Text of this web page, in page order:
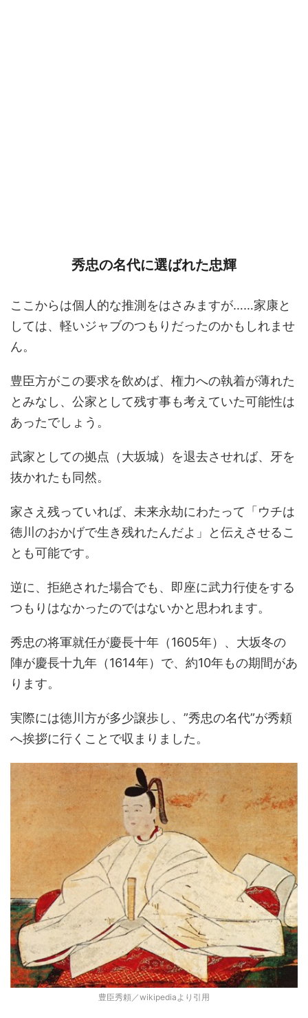
秀忠の名代に選ばれた忠輝
ここからは個人的な推測をはさみますが……家康と
しては、軽いジャブのつもりだったのかもしれませ
ん。
豊臣方がこの要求を飲めば、権力への執着が薄れた
とみなし、公家として残す事も考えていた可能性は
あったでしょう。
武家としての拠点（大坂城）を退去させれば、牙を
抜かれたも同然。
家さえ残っていれば、未来永劫にわたって「ウチは
徳川のおかげで生き残れたんだよ」と伝えさせるこ
とも可能です。
逆に、拒絶された場合でも、即座に武力行使をする
つもりはなかったのではないかと思われます。
秀忠の将軍就任が慶長十年（1605年）、大坂冬の
陣が慶長十九年（1614年）で、約10年もの期間があ
ります。
実際には徳川方が多少譲歩し、”秀忠の名代”が秀頼
へ挨拶に行くことで収まりました。
豊臣秀頼／wikipediaより引用